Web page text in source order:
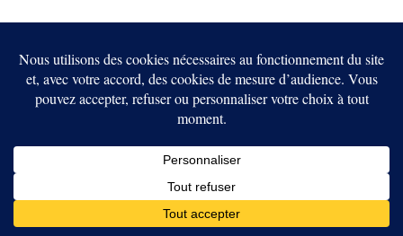
DeFi, développeurs et self-
custody : le Sénat veut
encadrer sans tout casser
décentralisés des interfaces ou systèmes contrôlés par
des acteurs identifiables. Les règles ciblent notamment